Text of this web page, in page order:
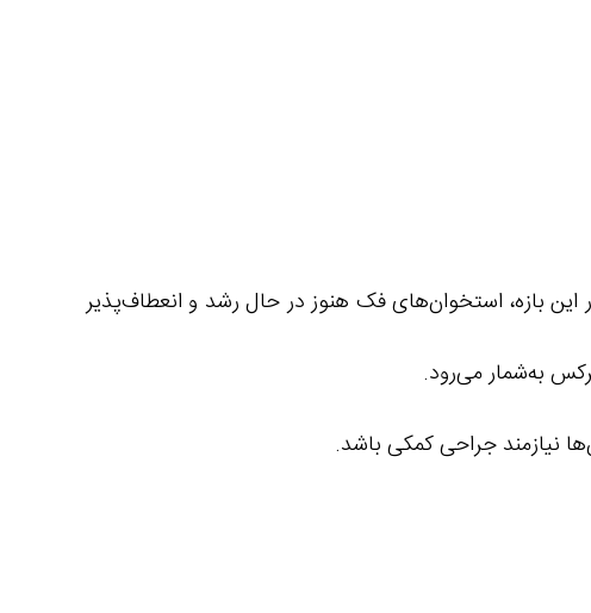
پالاتال (هایرکس ارتودنسی) ، بین 7 تا 14 سالگی است؛ زیرا در این بازه، استخوان‌های فک هنوز در حال رشد و انعطاف‌پذیر
به‌شمار می‌رود.
نیازمند جراحی کمکی باشد.